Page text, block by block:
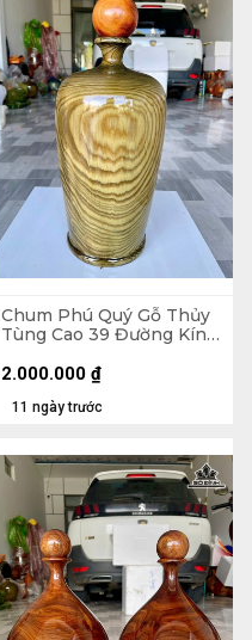
Chum Phú Quý Gỗ Thủy
Tùng Cao 39 Đường Kính
11 ngày trước
2.000.000 ₫